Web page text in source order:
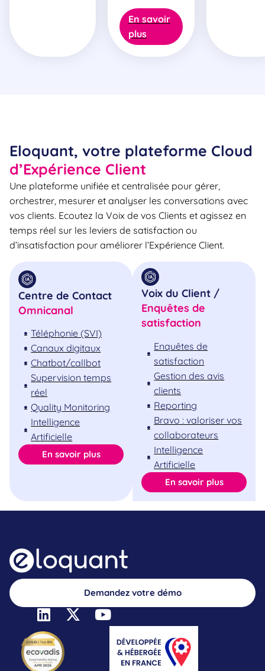
En savoir
plus
Eloquant, votre plateforme Cloud
d’Expérience Client
Une plateforme unifiée et centralisée pour gérer,
orchestrer, mesurer et analyser les conversations avec
vos clients. Ecoutez la Voix de vos Clients et agissez en
temps réel sur les leviers de satisfaction ou
d’insatisfaction pour améliorer l’Expérience Client.
Centre de Contact
Omnicanal
Téléphonie (SVI)
Canaux digitaux
Chatbot/callbot
Supervision temps
réel
Quality Monitoring
Intelligence
Artificielle
En savoir plus
Voix du Client /
Enquêtes de
satisfaction
Enquêtes de
satisfaction
Gestion des avis
clients
Reporting
Bravo : valoriser vos
collaborateurs
Intelligence
Artificielle
En savoir plus
Demandez votre démo